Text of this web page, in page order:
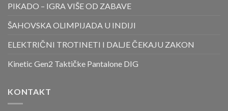
PIKADO – IGRA VIŠE OD ZABAVE
ŠAHOVSKA OLIMPIJADA U INDIJI
ELEKTRIČNI TROTINETI I DALJE ČEKAJU ZAKON
Kinetic Gen2 Taktičke Pantalone DIG
KONTAKT